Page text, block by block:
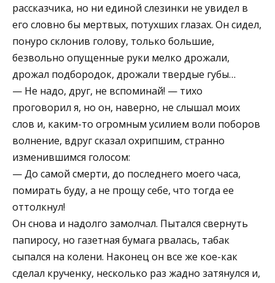
рассказчика, но ни единой слезинки не увидел в
его словно бы мертвых, потухших глазах. Он сидел,
понуро склонив голову, только большие,
безвольно опущенные руки мелко дрожали,
дрожал подбородок, дрожали твердые губы…
— Не надо, друг, не вспоминай! — тихо
проговорил я, но он, наверно, не слышал моих
слов и, каким-то огромным усилием воли поборов
волнение, вдруг сказал охрипшим, странно
изменившимся голосом:
— До самой смерти, до последнего моего часа,
помирать буду, а не прощу себе, что тогда ее
оттолкнул!
Он снова и надолго замолчал. Пытался свернуть
папиросу, но газетная бумага рвалась, табак
сыпался на колени. Наконец он все же кое-как
сделал крученку, несколько раз жадно затянулся и,